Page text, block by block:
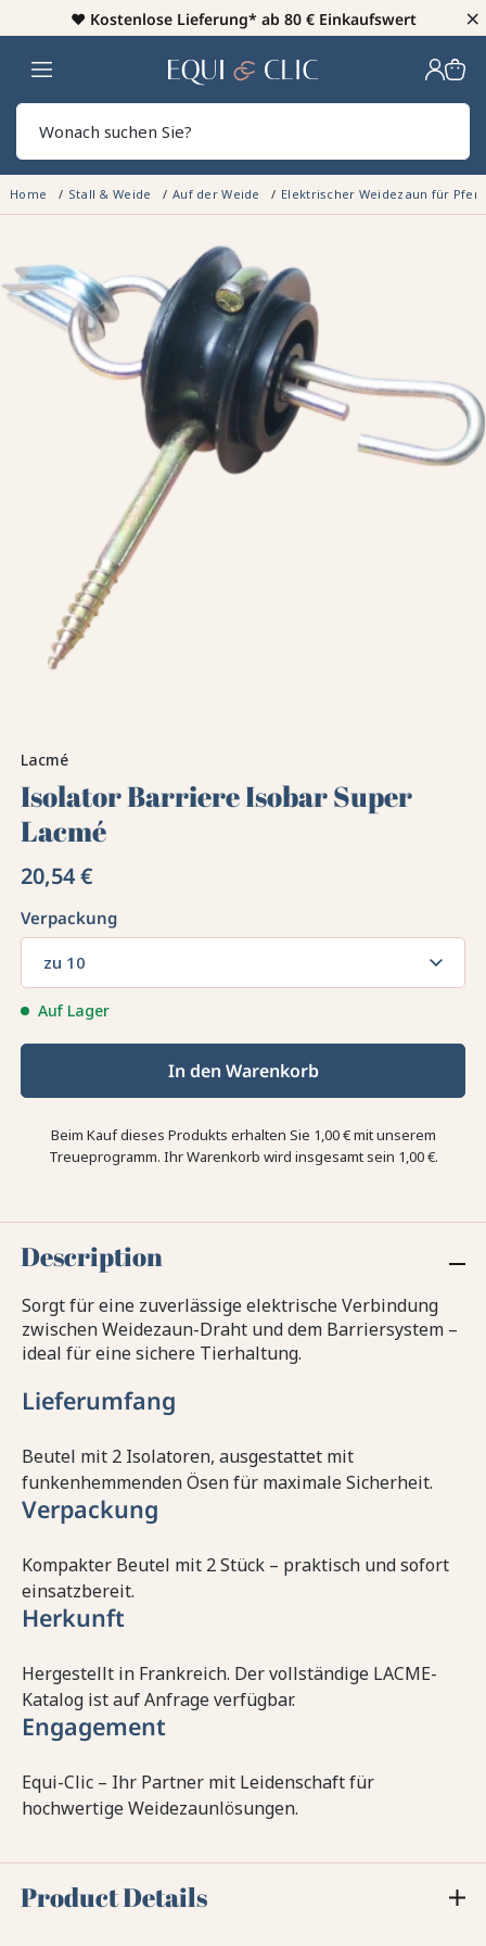
♥️ Kostenlose Lieferung* ab 80 € Einkaufswert ×
Heim
Home Stall & Weide Auf der Weide Elektrischer Weidezaun für
Lacmé
Isolator Barriere Isobar Super
Lacmé
20,54 €
Verpackung
zu 10
Auf Lager
In den Warenkorb
Beim Kauf dieses Produkts erhalten Sie 1,00 €mit unserem
Treueprogramm. Ihr Warenkorb wird insgesamt sein 1,00 €.
Description
Sorgt für eine zuverlässige elektrische Verbindung
zwischen Weidezaun-Draht und dem Barriersystem –
ideal für eine sichere Tierhaltung.
Lieferumfang
Beutel mit 2 Isolatoren, ausgestattet mit
funkenhemmenden Ösen für maximale Sicherheit.
Verpackung
Kompakter Beutel mit 2 Stück – praktisch und sofort
einsatzbereit.
Herkunft
Hergestellt in Frankreich. Der vollständige LACME-
Katalog ist auf Anfrage verfügbar.
Engagement
Equi-Clic – Ihr Partner mit Leidenschaft für
hochwertige Weidezaunlösungen.
Product Details